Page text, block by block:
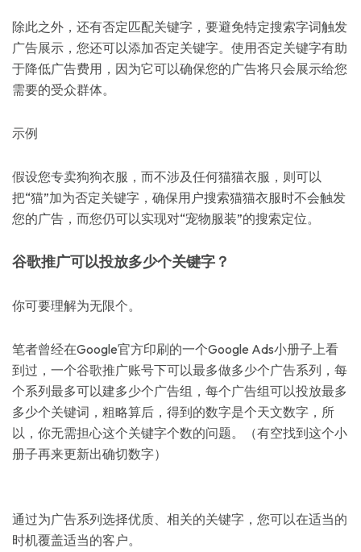
除此之外，还有否定匹配关键字，要避免特定搜索字词触发
广告展示，您还可以添加否定关键字。使用否定关键字有助
于降低广告费用，因为它可以确保您的广告将只会展示给您
需要的受众群体。
示例
假设您专卖狗狗衣服，而不涉及任何猫猫衣服，则可以
把“猫”加为否定关键字，确保用户搜索猫猫衣服时不会触发
您的广告，而您仍可以实现对“宠物服装”的搜索定位。
谷歌推广可以投放多少个关键字？
你可要理解为无限个。
笔者曾经在Google官方印刷的一个Google Ads小册子上看
到过，一个谷歌推广账号下可以最多做多少个广告系列，每
个系列最多可以建多少个广告组，每个广告组可以投放最多
多少个关键词，粗略算后，得到的数字是个天文数字，所
以，你无需担心这个关键字个数的问题。（有空找到这个小
册子再来更新出确切数字）
通过为广告系列选择优质、相关的关键字，您可以在适当的
时机覆盖适当的客户。